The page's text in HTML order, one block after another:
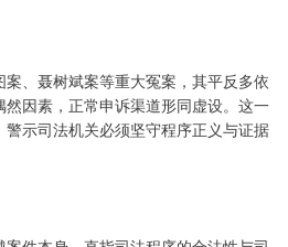
、聂树斌案等重大冤案，其平反多依
然因素，正常申诉渠道形同虚设。这一
示司法机关必须坚守程序正义与证据